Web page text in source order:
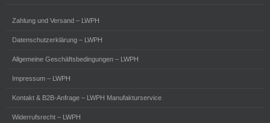
Zahlung und Versand – LWPH
Datenschutzerklärung – LWPH
Allgemeine Geschäftsbedingungen – LWPH
Impressum – LWPH
Kontakt & B2B-Anfrage – LWPH Manufakturservice
Widerrufsrecht – LWPH